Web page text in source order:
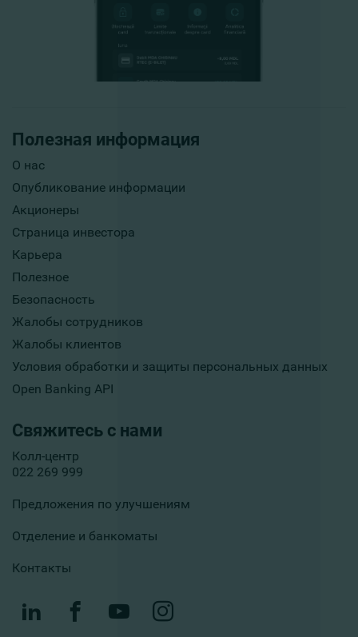
Полезная информация
О нас
Опубликование информации
Акционеры
Страница инвестора
Карьера
Полезное
Безопасность
Жалобы сотрудников
Жалобы клиентов
Условия обработки и защиты персональных данных
Open Banking API
Свяжитесь с нами
Колл-центр
022 269 999
Предложения по улучшениям
Отделение и банкоматы
Контакты